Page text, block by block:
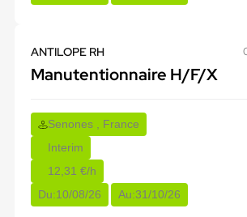
ANTILOPE RH
Manutentionnaire H/F/X
Senones , France
Interim
12,31 €/h
Du:10/08/26 Au:31/10/26